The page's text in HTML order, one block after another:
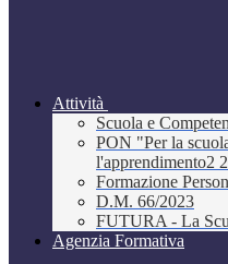
Attività
Scuola e
PON "Per la
l'apprendimento2
Formazione
D.M. 66/2023
FUTURA - La
Agenzia Formativa